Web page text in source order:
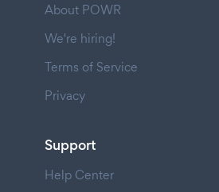
About POWR
We're hiring!
Terms of Service
Privacy
Support
Help Center